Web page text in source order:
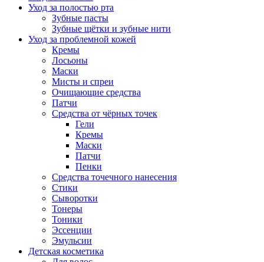
Уход за полостью рта
Зубные пасты
Зубные щётки и зубные нити
Уход за проблемной кожей
Кремы
Лосьоны
Маски
Мисты и спреи
Очищающие средства
Патчи
Средства от чёрных точек
Гели
Кремы
Маски
Патчи
Пенки
Средства точечного нанесения
Стики
Сыворотки
Тонеры
Тоники
Эссенции
Эмульсии
Детская косметика